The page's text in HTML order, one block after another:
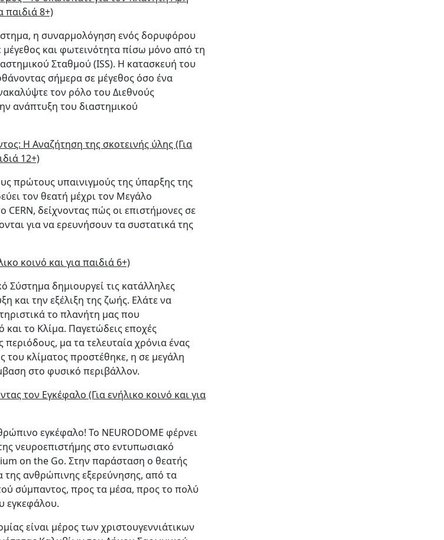
παιδιά 8+)
η συναρμολόγηση ενός δορυφόρου
και φωτεινότητα πίσω μόνο από τη
Σταθμού (ISS). Η κατασκευή του
σήμερα σε μέγεθος όσο ένα
τον ρόλο του Διεθνούς
ανάπτυξη του διαστημικού
Η Αναζήτηση της σκοτεινής ύλης (Για
12+)
πρώτους υπαινιγμούς της ύπαρξης της
τον θεατή μέχρι τον Μεγάλο
CERN, δείχνοντας πώς οι επιστήμονες σε
για να ερευνήσουν τα συστατικά της
κοινό και για παιδιά 6+)
Σύστημα δημιουργεί τις κατάλληλες
και την εξέλιξη της ζωής. Ελάτε να
το πλανήτη μας που
το Κλίμα. Παγετώδεις εποχές
περιόδους, μα τα τελευταία χρόνια ένας
του κλίματος προστέθηκε, η σε μεγάλη
στο φυσικό περιβάλλον.
τον Εγκέφαλο (Για ενήλικο κοινό και για
εγκέφαλο! Το NEURODOME φέρνει
νευροεπιστήμης στο εντυπωσιακό
on the Go. Στην παράσταση ο θεατής
της ανθρώπινης εξερεύνησης, από τα
σύμπαντος, προς τα μέσα, προς το πολύ
εγκεφάλου.
είναι μέρος των χριστουγεννιάτικων